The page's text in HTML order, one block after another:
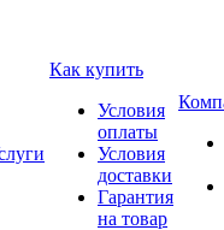
Как купить
Условия
оплаты
Условия
доставки
Гарантия
на товар